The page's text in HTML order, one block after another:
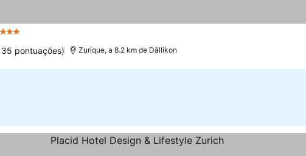
pontuações) Zurique, a 8.2 km de Dällikon